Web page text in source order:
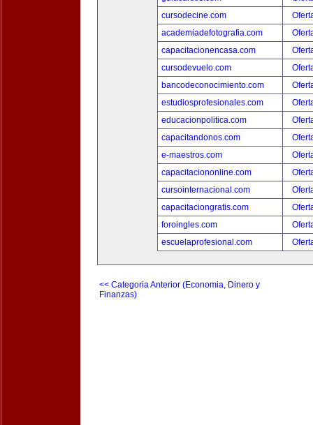
cursodecine.com
academiadefotografia.com
capacitacionencasa.com
cursodevuelo.com
bancodeconocimiento.com
estudiosprofesionales.com
educacionpolitica.com
capacitandonos.com
e-maestros.com
capacitaciononline.com
cursointernacional.com
capacitaciongratis.com
foroingles.com
escuelaprofesional.com
<< Categoria Anterior (Economia, Dinero y
Finanzas)